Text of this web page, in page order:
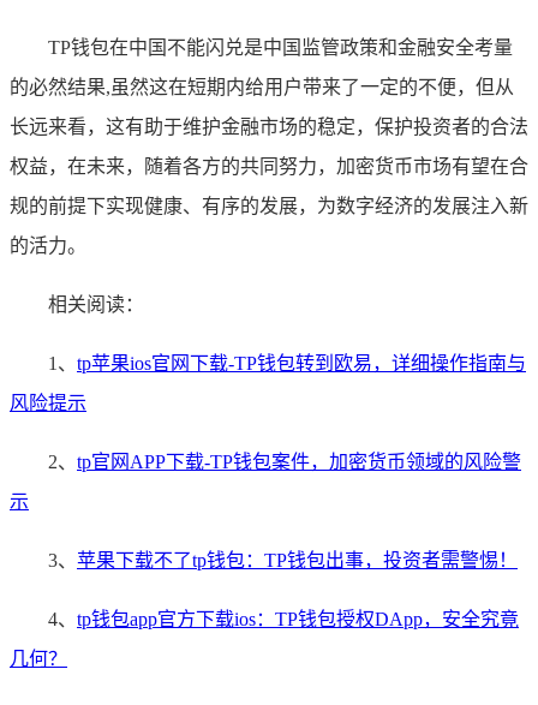
TP钱包在中国不能闪兑是中国监管政策和金融安全考量
的必然结果,虽然这在短期内给用户带来了一定的不便，但从
长远来看，这有助于维护金融市场的稳定，保护投资者的合法
权益，在未来，随着各方的共同努力，加密货币市场有望在合
规的前提下实现健康、有序的发展，为数字经济的发展注入新
的活力。
相关阅读：
1、 tp苹果ios官网下载-TP钱包转到欧易，详细操作指南与
风险提示
2、 tp官网APP下载-TP钱包案件，加密货币领域的风险警
示
3、 苹果下载不了tp钱包：TP钱包出事，投资者需警惕！
4、 tp钱包app官方下载ios：TP钱包授权DApp，安全究竟
几何？